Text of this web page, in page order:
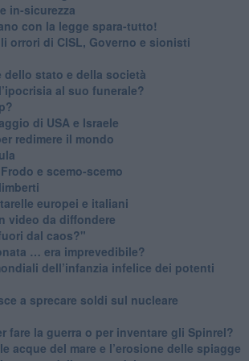
in-sicurezza
con la legge spara-tutto!
orrori di CISL, Governo e sionisti
dello stato e della società
al suo funerale?
di USA e Israele
redimere il mondo
e scemo-scemo
europei e italiani
video da diffondere
dal caos?"
… era imprevedibile?
dell’infanzia infelice dei potenti
a sprecare soldi sul nucleare
fare la guerra o per inventare gli Spinrel?
acque del mare e l’erosione delle spiagge